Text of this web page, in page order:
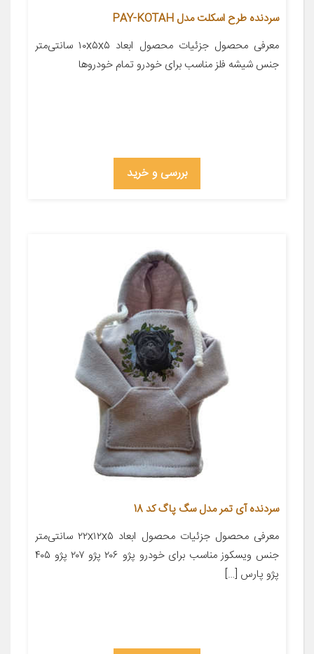
سردنده طرح اسکلت مدل PAY-KOTAH
معرفی محصول جزئیات محصول ابعاد ۱۰x۵x۵ سانتی‌متر
جنس شیشه فلز مناسب برای خودرو تمام خودروها
بررسی و خرید
سردنده آی تمر مدل سگ پاگ کد 18
معرفی محصول جزئیات محصول ابعاد ۲۲x۱۲x۵ سانتی‌متر
جنس ویسکوز مناسب برای خودرو پژو ۲۰۶ پژو ۲۰۷ پژو ۴۰۵
پژو پارس […]